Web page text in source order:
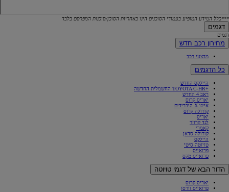
***כלל המידע המופיע בעמודי הסוכנים הינו באחריות הסוכן/סוכנות המפרסם בלבד
דגמים
דגמים
מחירון רכב חדש
מבצעי רכב
כל הדגמים
היילקס החדש
+TOYOTA C-HR החשמלית החדשה
ראב 4 החדש
יאריס קרוס
אייגו X היברידית
קורולה קרוס
יאריס
לנד קרוזר
קאמרי
קורולה סדאן
היילקס
טויוטה סיטי
פרואייס
פרואייס מקס
הדור הבא של דגמי טויוטה
יאריס קרוס
פרואייס וורסו